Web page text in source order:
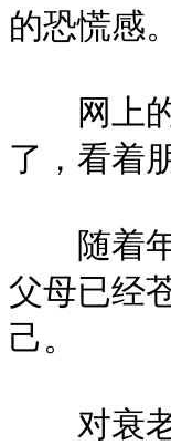
的恐慌感。
网上的
了，看着
随着年
父母已经
己。
对衰老